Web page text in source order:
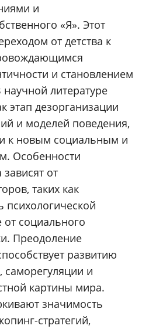
и
«Я». Этот
от детства к
и становлением
литературе
этап дезорганизации
и моделей поведения,
к новым социальным и
Особенности
от
таких как
психологической
от социального
Преодоление
развитию
саморегуляции и
картины мира.
значимость
стратегий,